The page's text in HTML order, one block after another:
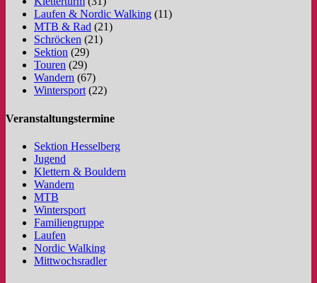
Laufen & Nordic Walking (11)
MTB & Rad (21)
Schröcken (21)
Sektion (29)
Touren (29)
Wandern (67)
Wintersport (22)
Veranstaltungstermine
Sektion Hesselberg
Jugend
Klettern & Bouldern
Wandern
MTB
Wintersport
Familiengruppe
Laufen
Nordic Walking
Mittwochsradler